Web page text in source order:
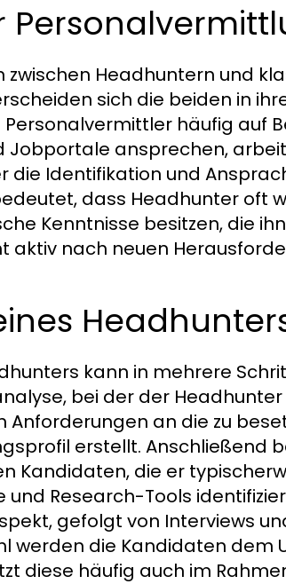
Headhuntern und
sich die beiden in
häufig auf
Jobportale ansprechen,
die Identifikation und
dass Headhunter oft
Kenntnisse besitzen, die
aktiv nach neuen
kann in mehrere
bei der der
Anforderungen an die zu
erstellt. Anschließend
Kandidaten, die er
Research-Tools
gefolgt von Interviews
werden die Kandidaten dem
diese häufig auch im